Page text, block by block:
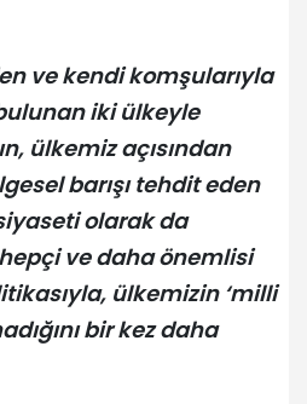
ve kendi komşularıyla
iki ülkeyle
ülkemiz açısından
barışı tehdit eden
olarak da
ve daha önemlisi
ülkemizin ‘milli
bir kez daha